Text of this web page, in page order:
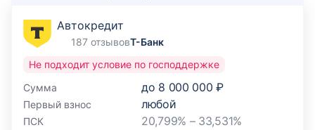
Автокредит
187 отзывовТ-Банк
Сумма до 8 000 000 ₽
Первый взнос любой
ПСК 20,799% – 33,531%
Не подходит условие по господдержке